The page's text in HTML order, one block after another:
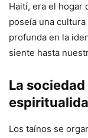
Haití, era el hogar
poseía una
profunda en la
siente hasta
La
Los taínos se